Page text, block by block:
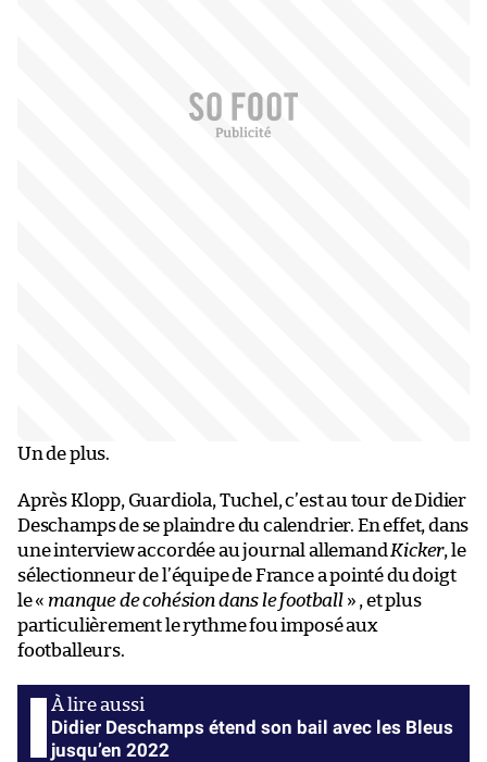
Un de plus.
Après Klopp, Guardiola, Tuchel, c’est au tour de Didier
Deschamps de se plaindre du calendrier. En effet, dans
une interview accordée au journal allemand Kicker, le
sélectionneur de l’équipe de France a pointé du doigt
le « manque de cohésion dans le football» , et plus
particulièrement le rythme fou imposé aux
footballeurs.
Didier Deschamps étend son bail avec les Bleus
jusqu’en 2022